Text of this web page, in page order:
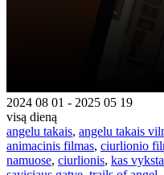
2024 08 01 - 2025 05 19
visą dieną
angelu takais, angelu takais
animacinis filmas, ciurlionio
namuose, ciurlionis, kas